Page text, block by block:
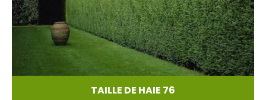
TAILLE DE HAIE 76